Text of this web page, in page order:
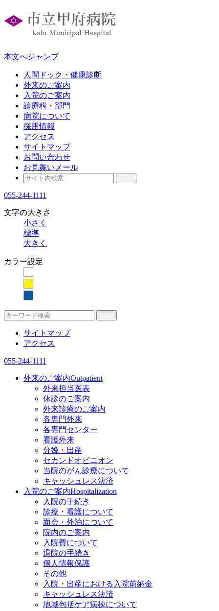
本文へジャンプ
人間ドック・健康診断
外来のご案内
入院のご案内
診療科・部門
病院について
採用情報
アクセス
サイトマップ
お問い合わせ
お見舞いメール
055-244-1111
文字の大きさ
小さく
標準
大きく
カラー設定
サイトマップ
アクセス
055-244-1111
外来のご案内Outpatient
外来担当医表
休診のご案内
外来診療のご案内
各専門外来
各専門センター
看護外来
分娩・出産
セカンドオピニオン
当院のがん診療について
キャッシュレス決済
入院のご案内Hospitalization
入院の手続き
診療・看護について
面会・外泊について
院内のご案内
入院費について
退院の手続き
個人情報保護
その他
入院・出産における入院前納金
キャッシュレス決済
地域包括ケア病棟について